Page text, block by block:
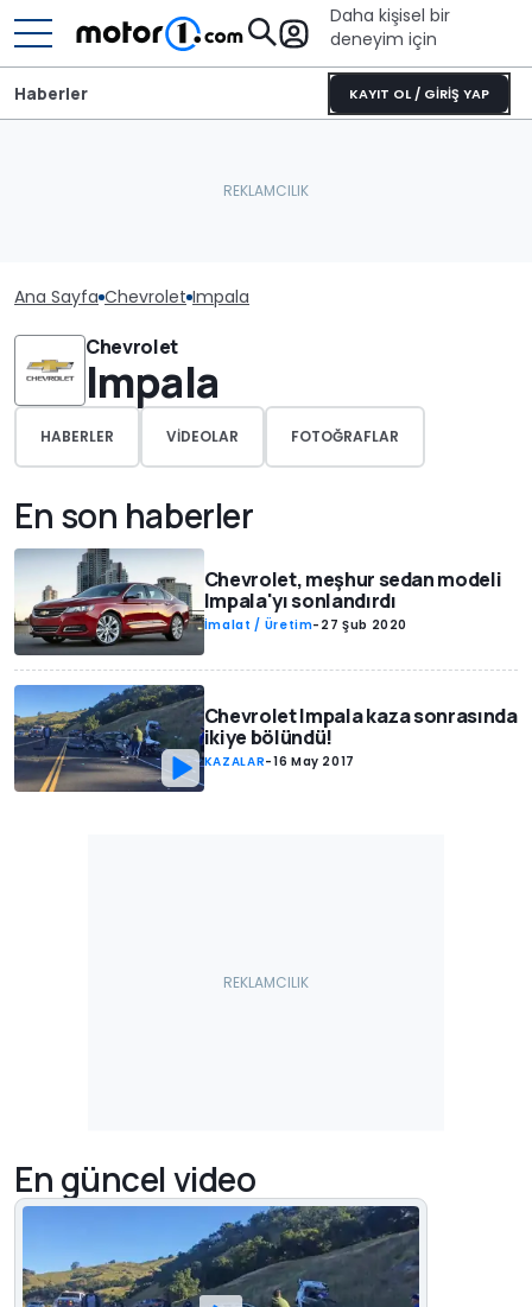
Daha kişisel bir
deneyim için
KAYIT OL / GİRİŞ YAP
Haberler
Ana Sayfa Chevrolet Impala
Chevrolet
Impala
HABERLER VIDEOLAR FOTOĞRAFLAR
En son haberler
Chevrolet, meşhur sedan modeli
Impala'yı sonlandırdı
İmalat / Üretim- 27 Şub 2020
Chevrolet Impala kaza sonrasında
ikiye bölündü!
KAZALAR-16 May 2017
En güncel video